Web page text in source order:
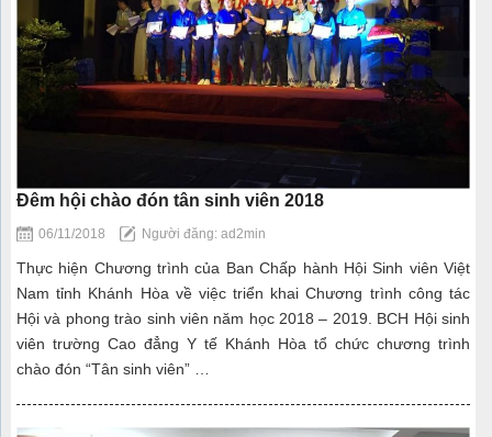
Đêm hội chào đón tân sinh viên 2018
06/11/2018 Người đăng: ad2min
Thực hiện Chương trình của Ban Chấp hành Hội Sinh viên Việt
Nam tỉnh Khánh Hòa về việc triển khai Chương trình công tác
Hội và phong trào sinh viên năm học 2018 – 2019. BCH Hội sinh
viên trường Cao đẳng Y tế Khánh Hòa tổ chức chương trình
chào đón “Tân sinh viên” …